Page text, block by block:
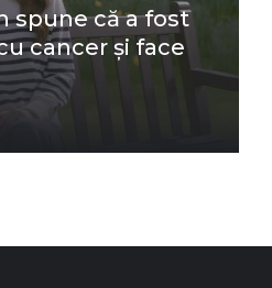
spune că a fost
cancer și face